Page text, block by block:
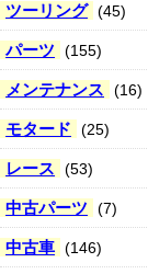
ツーリング (45)
パーツ (155)
メンテナンス (16)
モタード (25)
レース (53)
中古パーツ (7)
中古車 (146)